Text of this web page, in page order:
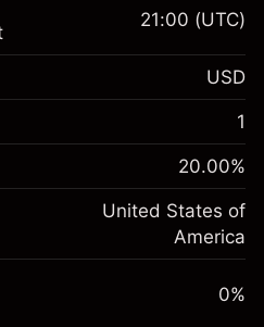
$1,000.00
della
%
(-$1.08)
a leva
$1,000.00
della
-0.000682
%
a leva
21:00 (UTC)
USD
1
20.00%
United States of
America
0%